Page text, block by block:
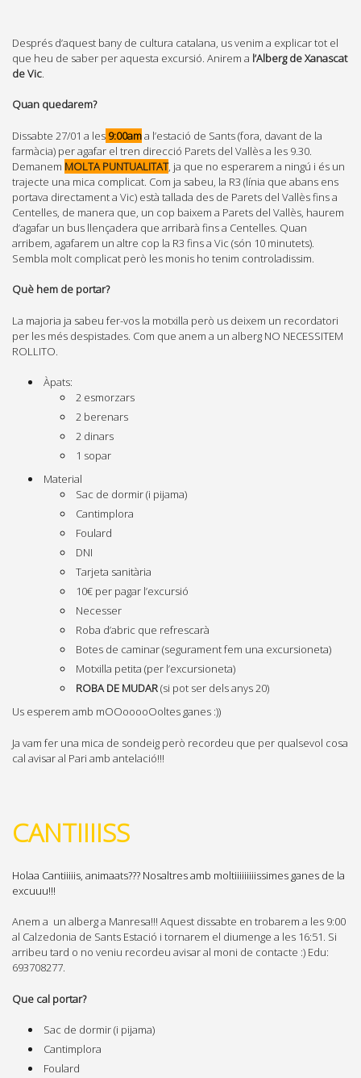
Després d’aquest bany de cultura catalana, us venim a explicar tot el
que heu de saber per aquesta excursió. Anirem a l’Alberg de Xanascat
de Vic
Quan quedarem?
Dissabte 27/01 a les 9:00ama l’estació de Sants (fora, davant de la
farmàcia) per agafar el tren direcció Parets del Vallès a les 9.30.
Demanem MOLTA PUNTUALITAT, ja que no esperarem a ningú i és un
trajecte una mica complicat. Com ja sabeu, la R3 (línia que abans ens
portava directament a Vic) està tallada des de Parets del Vallès fins a
Centelles, de manera que, un cop baixem a Parets del Vallès, haurem
d’agafar un bus llençadera que arribarà fins a Centelles. Quan
arribem, agafarem un altre cop la R3 fins a Vic (són 10 minutets).
Sembla molt complicat però les monis ho tenim controladissim.
Què hem de portar?
La majoria ja sabeu fer-vos la motxilla però us deixem un recordatori
per les més despistades. Com que anem a un alberg NO NECESSITEM
ROLLITO.
Àpats:
2 esmorzars
2 berenars
2 dinars
1 sopar
Material
Sac de dormir (i pijama)
Cantimplora
Foulard
DNI
Tarjeta sanitària
10€ per pagar l’excursió
Necesser
Roba d’abric que refrescarà
Botes de caminar (segurament fem una excursioneta)
Motxilla petita (per l’excursioneta)
ROBA DE MUDAR(si pot ser dels anys 20)
Us esperem amb mOOooooOoltes ganes :))
Ja vam fer una mica de sondeig però recordeu que per qualsevol cosa
cal avisar al Pari amb antelació!!!
CANTIIIISS
Holaa Cantiiiiis, animaats??? Nosaltres amb moltiiiiiiiiissimes ganes de la
excuuu!!!
Anem a un alberg a Manresa!!! Aquest dissabte en trobarem a les 9:00
al Calzedonia de Sants Estació i tornarem el diumenge a les 16:51. Si
arribeu tard o no veniu recordeu avisar al moni de contacte :) Edu:
693708277.
Que cal portar?
Sac de dormir (i pijama)
Cantimplora
Foulard